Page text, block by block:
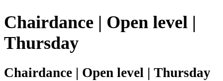
Chairdance | Open level |
Thursday
Chairdance | Open level | Thursday